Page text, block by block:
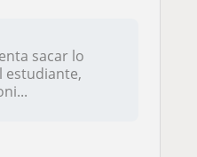
sacar lo
estudiante,